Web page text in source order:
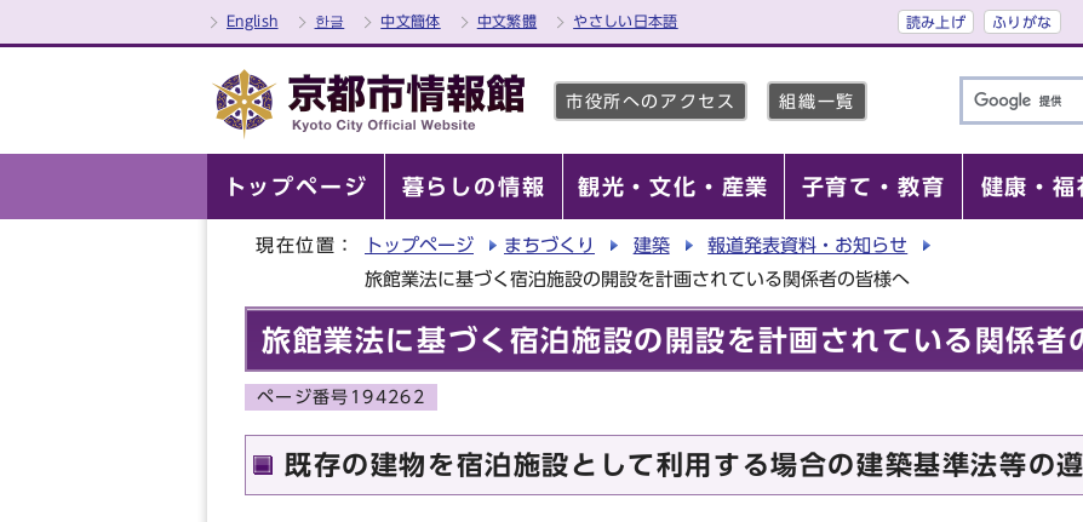
English 한글 中文簡体 中文繁體 やさしい日本語 読み上げ ふりがな
市役所へのアクセス 組織一覧
トップページ 暮らしの情報 観光・文化・産業 子育て・教育 健康・福
現在位置： トップページ まちづくり 建築
報道発表資料・お知らせ
旅館業法に基づく宿泊施設の開設を計画されている関係者の皆様へ
旅館業法に基づく宿泊施設の開設を計画されている関係者
ページ番号194262
既存の建物を宿泊施設として利用する場合の建築基準法等の